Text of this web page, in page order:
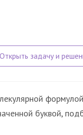
буквой,